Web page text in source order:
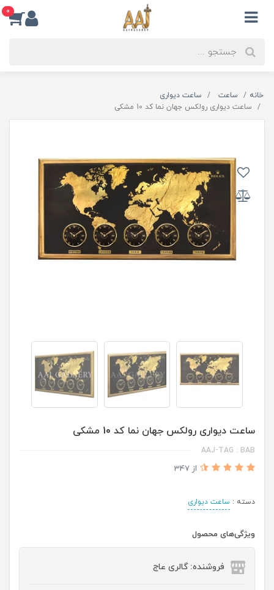
0
خانه ساعت
ساعت دیواری
ساعت دیواری رولکس جهان نما کد 10 مشکی
ساعت دیواری رولکس جهان نما کد 10 مشکی
AAJ-TAG : BAB
از 347
دسته : ساعت دیواری
ویژگی‌های محصول
فروشنده: گالری عاج